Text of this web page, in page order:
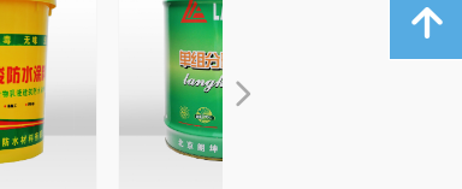
넲
녕